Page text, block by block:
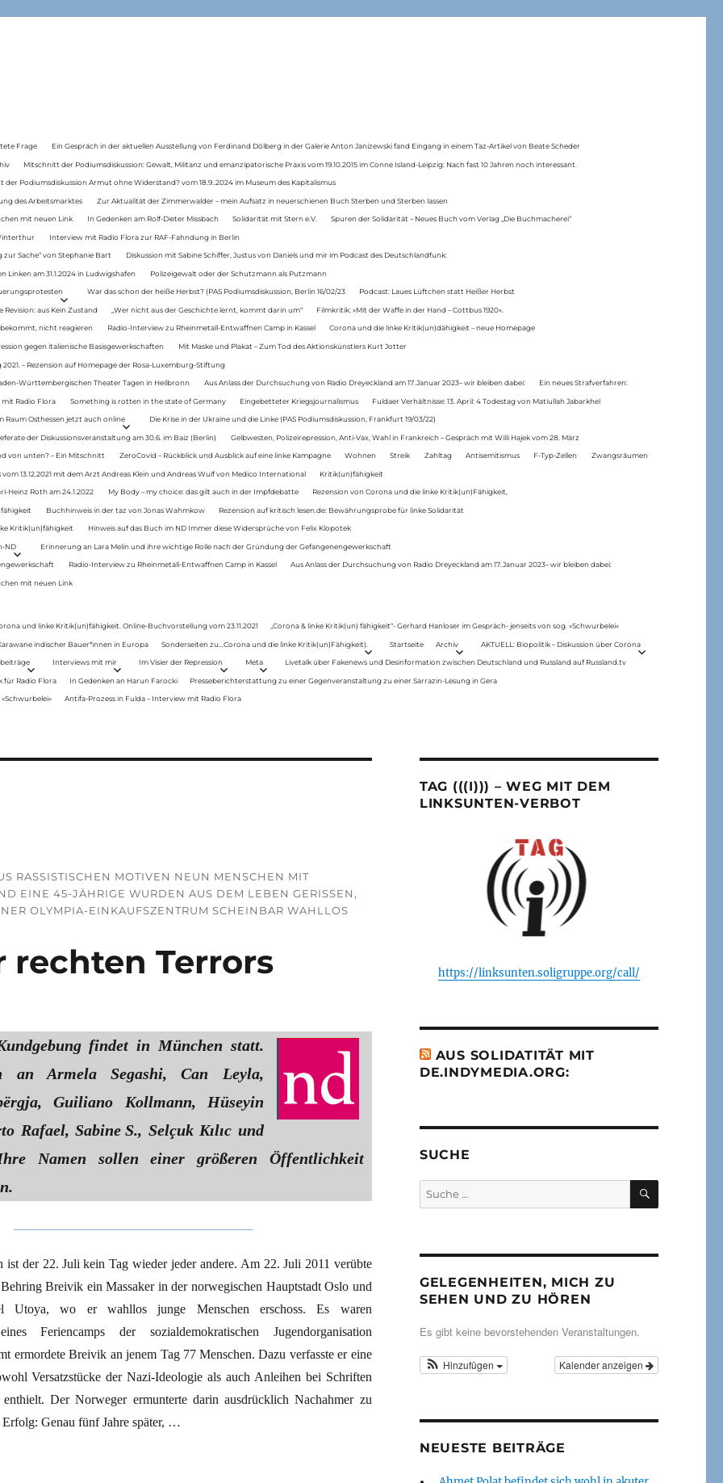
Frage Ein Gespräch in der aktuellen Ausstellung von Ferdinand Dölberg in der Galerie Anton Janizewski fand Eingang in einem Taz-Artikel von Beate Scheder
Mitschnitt der Podiumsdiskussion: Gewalt, Militanz und emanzipatorische Praxis vom 19.10.2015 im Conne Island-Leipzig: Nach fast 10 Jahren noch interessant.
der Podiumsdiskussion Armut ohne Widerstand? vom 18.9..2024 im Museum des Kapitalismus
des Arbeitsmarktes Zur Aktualität der Zimmerwalder – mein Aufsatz in neuerschienen Buch Sterben und Sterben lassen
mit neuen Link In Gedenken am Rolf-Dieter Missbach Solidarität mit Stern e.V. Spuren der Solidarität – Neues Buch vom Verlag „Die Buchmacherei“
Interview mit Radio Flora zur RAF-Fahndung in Berlin
Sache“ von Stephanie Bart Diskussion mit Sabine Schiffer, Justus von Daniels und mir im Podcast des Deutschlandfunk:
am 31.1.2024 in Ludwigshafen Polizeigewalt oder der Schutzmann als Putzmann
War das schon der heiße Herbst? (PAS Podiumsdiskussion, Berlin 16/02/23 Podcast: Laues Lüftchen statt Heißer Herbst
Revision: aus Kein Zustand „Wer nicht aus der Geschichte lernt, kommt darin um“ Filmkritik: »Mit der Waffe in der Hand – Cottbus 1920«.
nicht reagieren Radio-Interview zu Rheinmetall-Entwaffnen Camp in Kassel Corona und die linke Kritik(un)dähigkeit – neue Homepage
gegen italienische Basisgewerkschaften Mit Maske und Plakat – Zum Tod des Aktionskünstlers Kurt Jotter
– Rezension auf Homepage der Rosa-Luxemburg-Stiftung
Württembergischen Theater Tagen in Heilbronn Aus Anlass der Durchsuchung von Radio Dreyeckland am 17.Januar 2023– wir bleiben dabei: Ein neues Strafverfahren:
Radio Flora Something is rotten in the state of Germany Eingebetteter Kriegsjournalismus Fuldaer Verhältnisse: 13. April: 4 Todestag von Matiul­lah Jabarkhel
Raum Osthessen jetzt auch online Die Krise in der Ukraine und die Linke (PAS Podiumsdiskussion, Frankfurt 19/03/22)
der Diskussionsveranstaltung am 30.6. im Baiz (Berlin) Gelbwesten, Polizeirepression, Anti-Vax, Wahl in Frankreich – Gespräch mit Willi Hajek vom 28. März
von unten? – Ein Mitschnitt ZeroCovid – Rückblick und Ausblick auf eine linke Kampagne Wohnen Streik Zahltag Antisemitismus F-Typ-Zellen Zwangsräumen
13.12.2021 mit dem Arzt Andreas Klein und Andreas Wulf von Medico International Kritik(un)fähigkeit
Heinz Roth am 24.1.2022 My Body – my choice: das gilt auch in der Impfdebatte Rezension von Corona und die linke Kritik(un)Fähigkeit,
Buchhinweis in der taz von Jonas Wahmkow Rezension auf kritisch lesen.de: Bewährungsprobe für linke Solidarität
Kritik(un)fähigkeit Hinweis auf das Buch im ND Immer diese Widersprüche von Felix Klopotek
ND Erinnerung an Lara Melin und ihre wichtige Rolle nach der Gründung der Gefangenengewerkschaft
Radio-Interview zu Rheinmetall-Entwaffnen Camp in Kassel Aus Anlass der Durchsuchung von Radio Dreyeckland am 17.Januar 2023– wir bleiben dabei:
mit neuen Link
und linke Kritik(un)fähigkeit. Online-Buchvorstellung vom 23.11.2021 „Corona & linke Kritik(un) fähigkeit“- Gerhard Hanloser im Gespräch- jenseits von sog. »Schwurbelei«
indischer Bauer*innen in Europa Sonderseiten zu…Corona und die linke Kritik(un)Fähigkeit). Startseite Archiv AKTUELL: Biopolitik – Diskussion über Corona
Interviews mit mir Im Visier der Repression Meta Livetalk über Fakenews und Desinformation zwischen Deutschland und Russland auf Russland.tv
für Radio Flora In Gedenken an Harun Farocki Presseberichterstattung zu einer Gegenveranstaltung zu einer Sarrazin-Lesung in Gera
Antifa-Prozess in Fulda – Interview mit Radio Flora
RASSISTISCHEN MOTIVEN NEUN MENSCHEN MIT
EINE 45-JÄHRIGE WURDEN AUS DEM LEBEN GERISSEN,
OLYMPIA-EINKAUFSZENTRUM SCHEINBAR WAHLLOS
rechten Terrors
findet in München statt.
an Armela Segashi, Can Leyla,
Guiliano Kollmann, Hüseyin
Rafael, Sabine S., Selçuk Kılıc und
Namen sollen einer größeren Öffentlichkeit
ist der 22. Juli kein Tag wieder jeder andere. Am 22. Juli 2011 verübte
Breivik ein Massaker in der norwegischen Hauptstadt Oslo und
Utoya, wo er wahllos junge Menschen erschoss. Es waren
Feriencamps der sozialdemokratischen Jugendorganisation
ermordete Breivik an jenem Tag 77 Menschen. Dazu verfasste er eine
Versatzstücke der Nazi-Ideologie als auch Anleihen bei Schriften
Der Norweger ermunterte darin ausdrücklich Nachahmer zu
Genau fünf Jahre später, …
Terrors“
TAG (((I))) – WEG MIT DEM
LINKSUNTEN-VERBOT
https://linksunten.soligruppe.org/call/
AUS SOLIDATITÄT MIT
DE.INDYMEDIA.ORG:
SUCHE
Suche
nach:
SUCHEN
GELEGENHEITEN, MICH ZU
SEHEN UND ZU HÖREN
Es gibt keine bevorstehenden Veranstaltungen.
Kalender anzeigen
Hinzufügen
NEUESTE BEITRÄGE